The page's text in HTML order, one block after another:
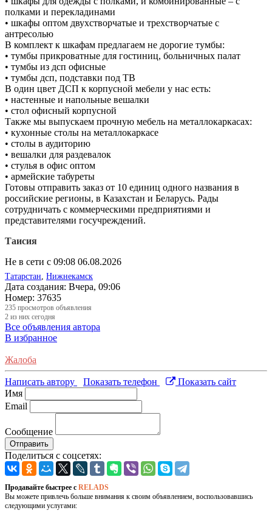
полками и перекладинами
• шкафы оптом двухстворчатые и трехстворчатые с
антресолью
В комплект к шкафам предлагаем не дорогие тумбы:
• тумбы прикроватные для гостиниц, больничных палат
• тумбы из дсп офисные
• тумбы дсп, подставки под ТВ
В один цвет ДСП к корпусной мебели у нас есть:
• настенные и напольные вешалки
• стол офисный корпусной
Также мы выпускаем прочную мебель на металлокаркасах:
• кухонные столы на металлокаркасе
• столы в аудиторию
• вешалки для раздевалок
• стулья в офис оптом
• армейские табуреты
Готовы отправить заказ от 10 единиц одного названия в
российские регионы, в Казахстан и Беларусь. Рады
сотрудничать с коммерческими предприятиями и
представителями госучреждений.
Таисия
Не в сети с 09:08 06.08.2026
Татарстан Нижнекамск
Дата создания: Вчера, 09:06
Номер: 37635
235 просмотров объявления
2 из них сегодня
Все объявления автора
В избранное
Жалоба
Написать автору Показать телефон
Показать сайт
Имя
Email
Сообщение
Отправить
Поделиться с соцсетях:
Продавайте быстрее с RELADS
Вы можете привлечь больше внимания к своим объявлением, воспользовавшись
следующими услугами: